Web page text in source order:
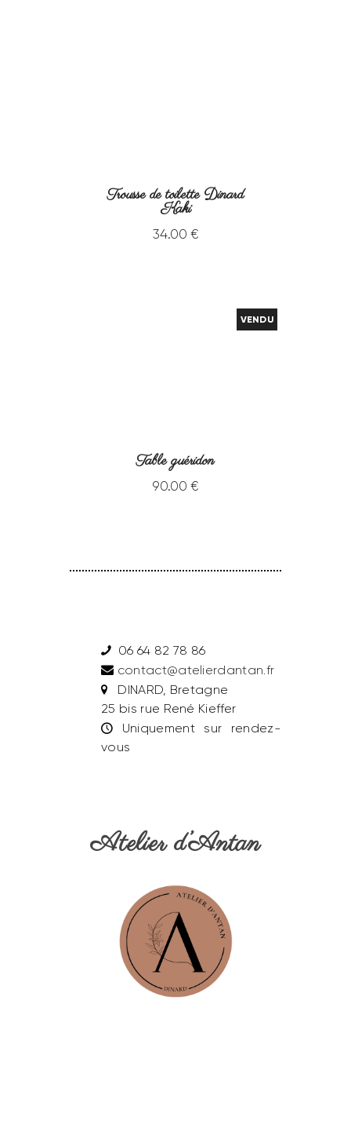
Trousse de toilette Dinard
Kaki
34.00 €
VENDU
Table guéridon
90.00 €
06 64 82 78 86
contact@atelierdantan.fr
DINARD, Bretagne
25 bis rue René Kieffer
Uniquement sur rendez-
vous
Atelier d’Antan